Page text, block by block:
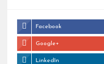
Facebook
Google+
LinkedIn